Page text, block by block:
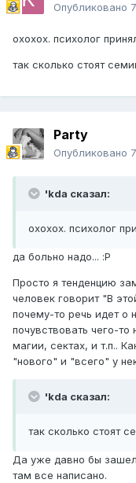
Опубликовано
охохох. психолог
так сколько стоят
Party
Опубликовано
'kda сказал:
охохох. психолог
да больно надо... :P
Просто я тенденцию
человек говорит "В
почему-то речь идет о
почувствовать чего-
магии, сектах, и т.п..
"нового" и "всего" у
'kda сказал:
так сколько стоят
Да уже давно бы зашел
там все написано.